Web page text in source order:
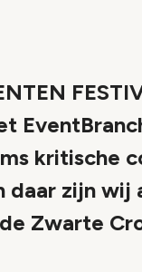
kritische
daar zijn
Zwarte